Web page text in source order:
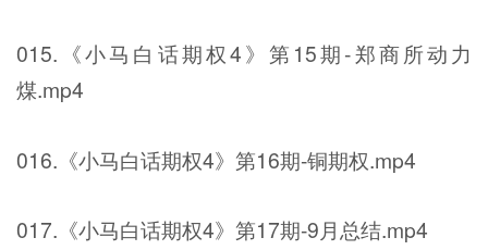
015.《小马白话期权4》第15期-郑商所动力
煤.mp4
016.《小马白话期权4》第16期-铜期权.mp4
017.《小马白话期权4》第17期-9月总结.mp4